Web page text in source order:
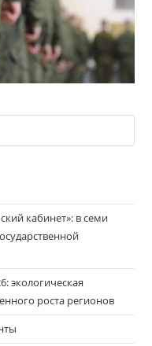
кабинет»: в семи
экологическая
роста регионов